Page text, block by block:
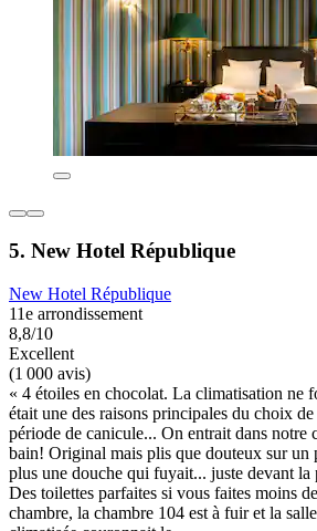
5. New Hotel République
New Hotel République
11e arrondissement
8,8/10
Excellent
(1 000 avis)
« 4 étoiles en chocolat. La climatisation ne
était une des raisons principales du choix
période de canicule... On entrait dans notre
bain! Original mais plis que douteux sur un
plus une douche qui fuyait... juste devant la
Des toilettes parfaites si vous faites moins
chambre, la chambre 104 est à fuir et la